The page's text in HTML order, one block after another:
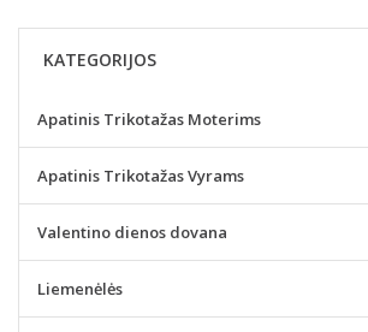
KATEGORIJOS
Apatinis Trikotažas Moterims
Apatinis Trikotažas Vyrams
Valentino dienos dovana
Liemenėlės